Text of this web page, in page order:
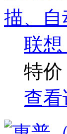
联想
特价
查